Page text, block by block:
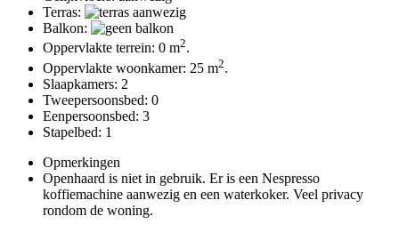
Terras:
Balkon:
Oppervlakte terrein: 0 m2.
Oppervlakte woonkamer: 25 m2.
Slaapkamers: 2
Tweepersoonsbed: 0
Eenpersoonsbed: 3
Stapelbed: 1
Opmerkingen
Openhaard is niet in gebruik. Er is een Nespresso
koffiemachine aanwezig en een waterkoker. Veel privacy
rondom de woning.